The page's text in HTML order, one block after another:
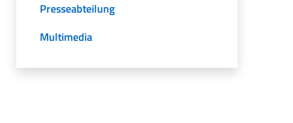
Presseabteilung
Multimedia